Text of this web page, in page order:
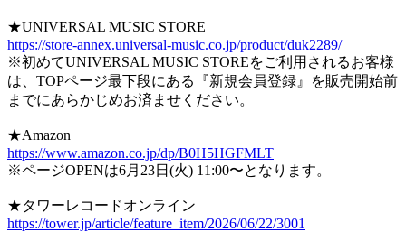
★UNIVERSAL MUSIC STORE
https://store-annex.universal-music.co.jp/product/duk2289/
※初めてUNIVERSAL MUSIC STOREをご利用されるお客様
は、TOPページ最下段にある『新規会員登録』を販売開始前
までにあらかじめお済ませください。
★Amazon
https://www.amazon.co.jp/dp/B0H5HGFMLT
※ページOPENは6月23日(火) 11:00〜となります。
★タワーレコードオンライン
https://tower.jp/article/feature_item/2026/06/22/3001